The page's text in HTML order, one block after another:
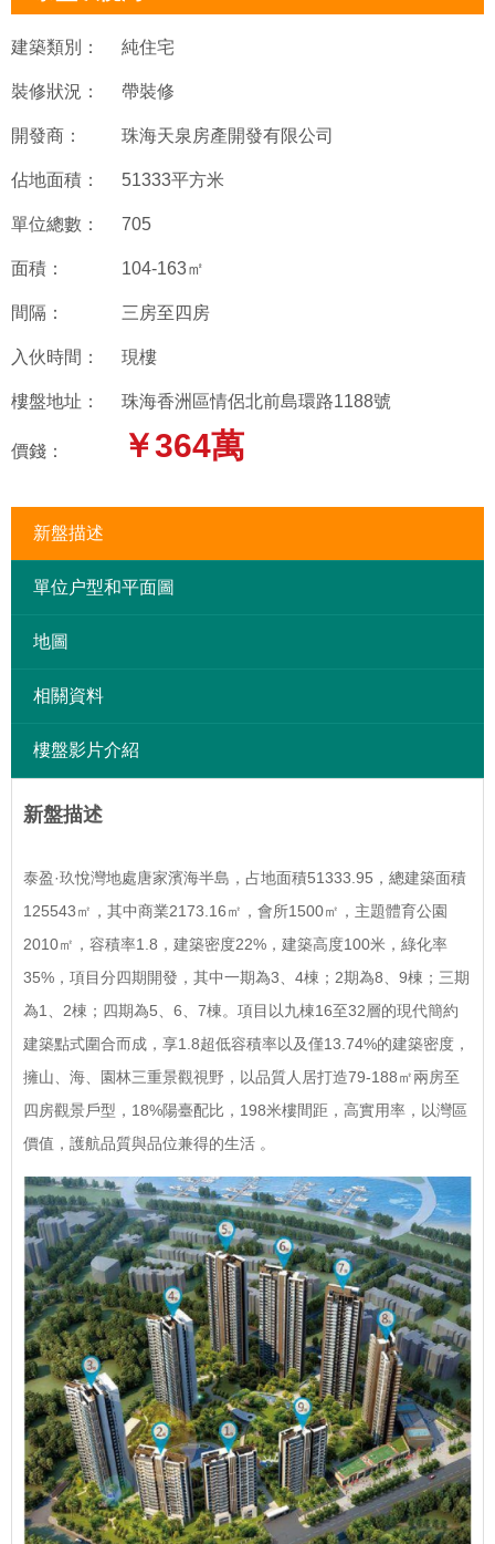
建築類別： 純住宅
裝修狀況： 帶裝修
開發商： 珠海天泉房產開發有限公司
佔地面積： 51333平方米
單位總數： 705
面積： 104-163㎡
間隔： 三房至四房
入伙時間： 現樓
樓盤地址： 珠海香洲區情侶北前島環路1188號
價錢： ￥364萬
新盤描述
單位户型和平面圖
地圖
相關資料
樓盤影片介紹
新盤描述
泰盈·玖悅灣地處唐家濱海半島，占地面積51333.95，總建築面積
125543㎡，其中商業2173.16㎡，會所1500㎡，主題體育公園
2010㎡，容積率1.8，建築密度22%，建築高度100米，綠化率
35%，項目分四期開發，其中一期為3、4棟；2期為8、9棟；三期
為1、2棟；四期為5、6、7棟。項目以九棟16至32層的現代簡約
建築點式圍合而成，享1.8超低容積率以及僅13.74%的建築密度，
擁山、海、園林三重景觀視野，以品質人居打造79-188㎡兩房至
四房觀景戶型，18%陽臺配比，198米樓間距，高實用率，以灣區
價值，護航品質與品位兼得的生活 。